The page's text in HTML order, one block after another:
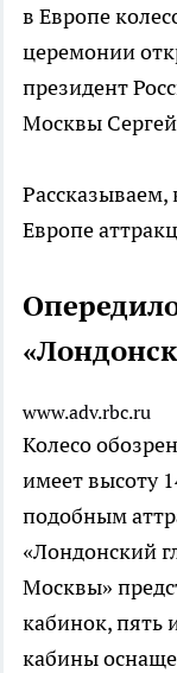
в Европе
церемонии
президент
Москвы
Европе
www.adv.rbc.ru
Колесо
имеет высоту
подобным
«Лондонский
Москвы»
кабинок, пять
кабины